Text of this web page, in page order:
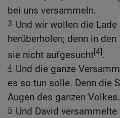
bei uns versammeln.
3 Und wir wollen die
herüberholen; denn in
sie nicht aufgesucht[4].
4 Und die ganze
es so tun solle. Denn die
Augen des ganzen Volkes.
5 Und David